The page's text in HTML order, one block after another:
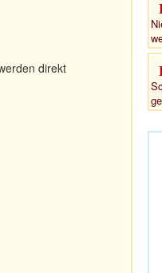
direkt